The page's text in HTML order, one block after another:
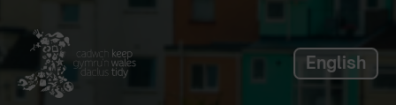
English